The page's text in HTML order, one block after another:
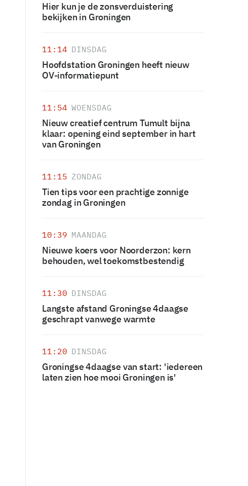
Hier kun je de zonsverduistering
bekijken in Groningen
11:14 DINSDAG
Hoofdstation Groningen heeft nieuw
OV-informatiepunt
11:54 WOENSDAG
Nieuw creatief centrum Tumult bijna
klaar: opening eind september in hart
van Groningen
11:15 ZONDAG
Tien tips voor een prachtige zonnige
zondag in Groningen
10:39 MAANDAG
Nieuwe koers voor Noorderzon: kern
behouden, wel toekomstbestendig
11:30 DINSDAG
Langste afstand Groningse 4daagse
geschrapt vanwege warmte
11:20 DINSDAG
Groningse 4daagse van start: 'iedereen
laten zien hoe mooi Groningen is'